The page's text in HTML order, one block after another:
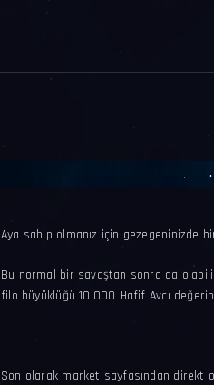
Aya sahip olmanız için gezegeninizde
Bu normal bir savaştan sonra da olabilir
filo büyüklüğü 10.000 Hafif Avcı
Son olarak market sayfasından direkt